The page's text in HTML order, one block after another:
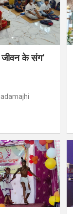
जीवन के संग’